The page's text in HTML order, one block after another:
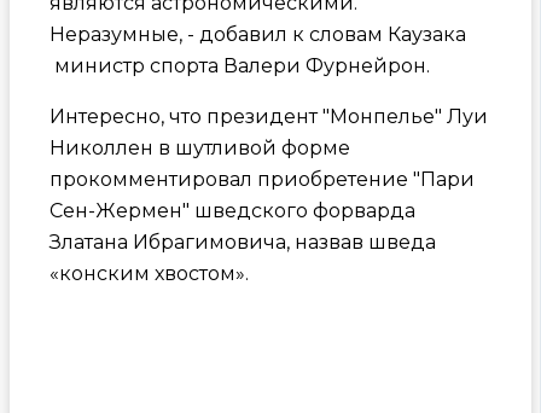
Неразумные, - добавил к словам Каузака
министр спорта Валери Фурнейрон.
Интересно, что президент "Монпелье" Луи
Николлен в шутливой форме
прокомментировал приобретение "Пари
Сен-Жермен" шведского форварда
Златана Ибрагимовича, назвав шведа
«конским хвостом».